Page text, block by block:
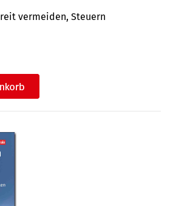
vermeiden, Steuern